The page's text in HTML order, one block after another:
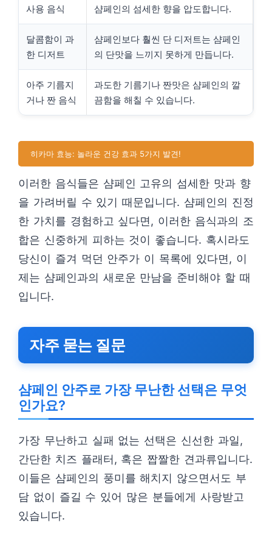
사용 음식
샴페인의 섬세한 향을 압도합니다.
달콤함이 과
한 디저트
샴페인보다 훨씬 단 디저트는 샴페인
의 단맛을 느끼지 못하게 만듭니다.
아주 기름지
거나 짠 음식
과도한 기름기나 짠맛은 샴페인의 깔
끔함을 해칠 수 있습니다.
히카마 효능: 놀라운 건강 효과 5가지 발견!
이러한 음식들은 샴페인 고유의 섬세한 맛과 향
을 가려버릴 수 있기 때문입니다. 샴페인의 진정
한 가치를 경험하고 싶다면, 이러한 음식과의 조
합은 신중하게 피하는 것이 좋습니다. 혹시라도
당신이 즐겨 먹던 안주가 이 목록에 있다면, 이
제는 샴페인과의 새로운 만남을 준비해야 할 때
입니다.
자주 묻는 질문
샴페인 안주로 가장 무난한 선택은 무엇
인가요?
가장 무난하고 실패 없는 선택은 신선한 과일,
간단한 치즈 플래터, 혹은 짭짤한 견과류입니다.
이들은 샴페인의 풍미를 해치지 않으면서도 부
담 없이 즐길 수 있어 많은 분들에게 사랑받고
있습니다.